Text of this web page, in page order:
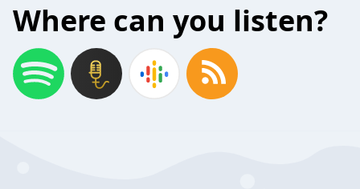
Where can you listen?